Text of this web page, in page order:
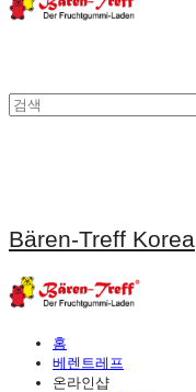
Bären-Treff Korea
홈
베렌트레프
온라인샵